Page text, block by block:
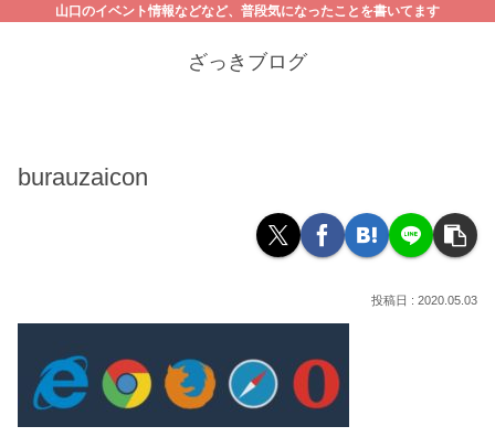
山口のイベント情報などなど、普段気になったことを書いてます
ざっきブログ
burauzaicon
2020.05.03